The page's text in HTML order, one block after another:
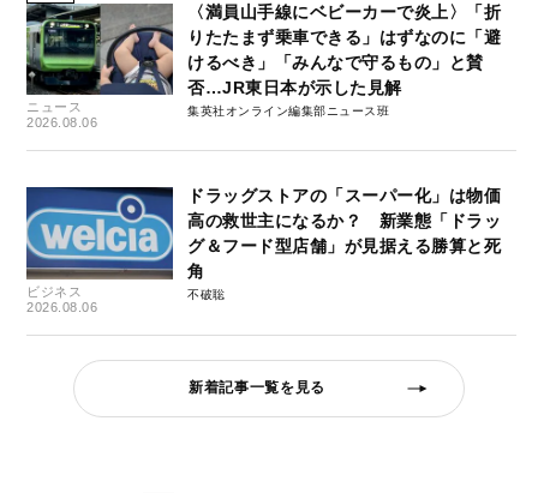
ニュース
2026.08.06
〈満員山手線にベビーカーで炎上〉「折
りたたまず乗車できる」はずなのに「避
けるべき」「みんなで守るもの」と賛
否…JR東日本が示した見解
集英社オンライン編集部ニュース班
ビジネス
2026.08.06
ドラッグストアの「スーパー化」は物価
高の救世主になるか？ 新業態「ドラッ
グ＆フード型店舗」が見据える勝算と死
角
不破聡
新着記事一覧を見る